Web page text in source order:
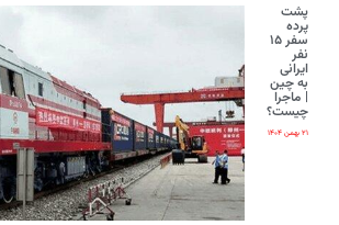
پشت
پرده
سفر ۱۵
نفر
ایرانی‌
به چین
| ماجرا
چیست؟
۲۱ بهمن ۱۴۰۴